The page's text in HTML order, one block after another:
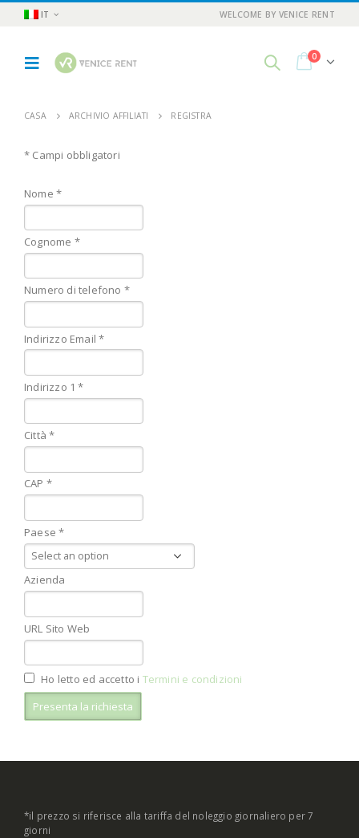
IT WELCOME BY VENICE RENT
0
CASA ARCHIVIO AFFILIATI REGISTRA
* Campi obbligatori
Nome *
Cognome *
Numero di telefono *
Indirizzo Email *
Indirizzo 1 *
Città *
CAP *
Paese *
Azienda
URL Sito Web
Ho letto ed accetto i Termini e condizioni
*il prezzo si riferisce alla tariffa del noleggio giornaliero per 7
giorni